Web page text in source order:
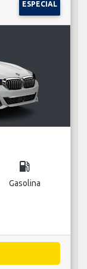
ESPECIAL
local_gas_station
Gasolina